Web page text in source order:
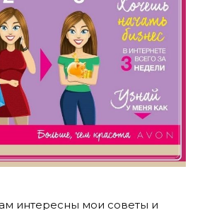
интересны мои советы и